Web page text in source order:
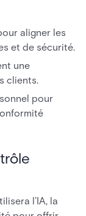
aligner les
et de sécurité.
une
clients.
pour
l’IA, la